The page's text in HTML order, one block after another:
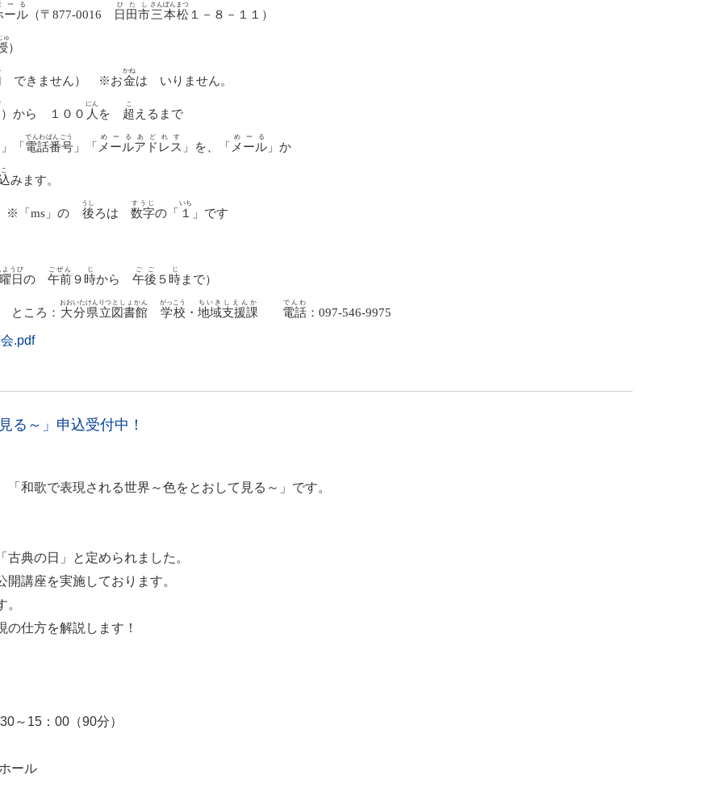
ール
ーる
（〒 877-0016 日田市
ひたし
三本松
さんぼんまつ
１－８－１１）
ゅ
）
できません） ※お金
かね
は いりません。
）から １００ 人
にん
を 超
こ
えるまで
「 電話番号
でんわばんごう
」「 メールアドレス
めーるあどれす
」を、「 メール
めーる
」か
こ
みます。
ms 」の 後
うし
ろは 数字
すうじ
の「 １
いち
」です
日
ようび
の 午前
ごぜん
９ 時
じ
から 午後
ごご
５ 時
じ
まで）
ところ： 大分
おおいた
県立
けんりつ
図書館
としょかん
学校
がっこう
・ 地域
ちいき
支援課
しえんか
電話
でんわ
： 097-546-9975
.pdf
る～」申込受付中！
和歌で表現される世界～色をとおして見る～」です。
典の日」と定められました。
講座を実施しております。
仕方を解説します！
15：00（90分）
ール